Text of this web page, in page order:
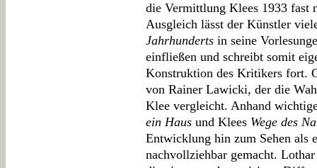
die Vermittlung Klees 1933 fast
Ausgleich lässt der Künstler
Jahrhunderts in seine
einfließen und schreibt somit
Konstruktion des Kritikers fort.
von Rainer Lawicki, der die
Klee vergleicht. Anhand
ein Haus und Klees Wege des
Entwicklung hin zum Sehen als
nachvollziehbar gemacht.